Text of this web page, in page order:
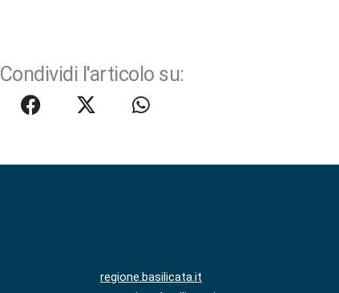
Condividi l'articolo su:
regione.basilicata.it